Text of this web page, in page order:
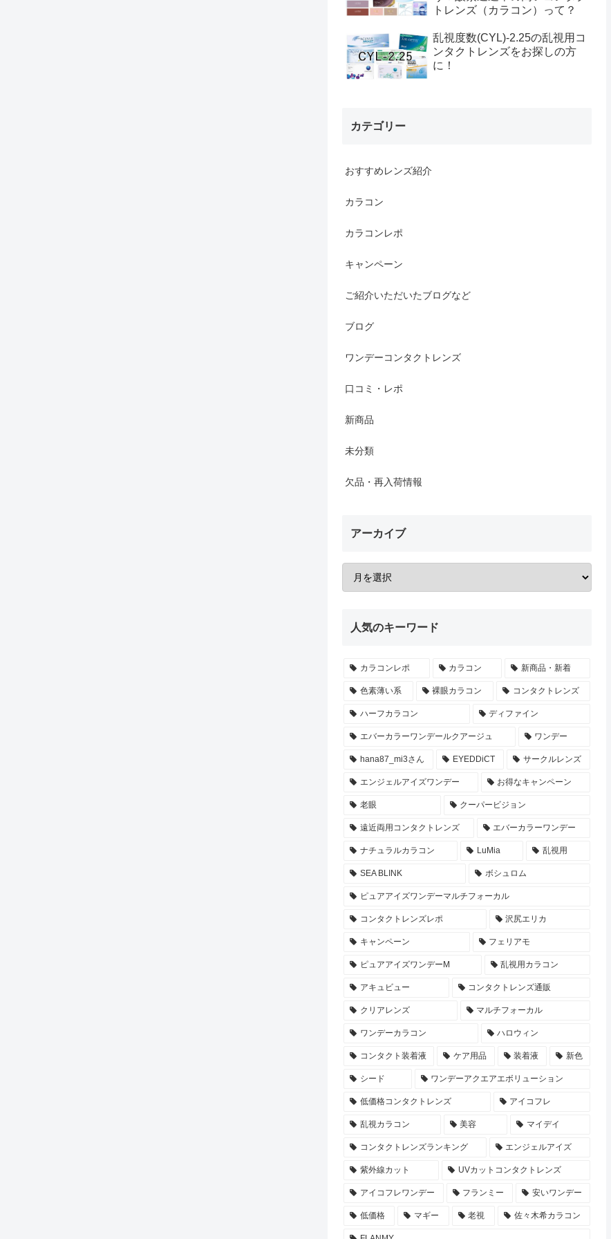
トレンズ（カラコン）って？
乱視度数(CYL)-2.25の乱視用コ
ンタクトレンズをお探しの方
に！
カテゴリー
おすすめレンズ紹介
カラコン
カラコンレポ
キャンペーン
ご紹介いただいたブログなど
ブログ
ワンデーコンタクトレンズ
口コミ・レポ
新商品
未分類
欠品・再入荷情報
アーカイブ
人気のキーワード
カラコンレポ カラコン 新商品・新着
色素薄い系 裸眼カラコン コンタクトレンズ
ハーフカラコン ディファイン
エバーカラーワンデールクアージュ ワンデー
hana87_mi3さん EYEDDiCT サークルレンズ
エンジェルアイズワンデー お得なキャンペーン
老眼 クーパービジョン
遠近両用コンタクトレンズ エバーカラーワンデー
ナチュラルカラコン LuMia 乱視用
SEA BLINK ボシュロム
ピュアアイズワンデーマルチフォーカル
コンタクトレンズレポ 沢尻エリカ
キャンペーン フェリアモ
ピュアアイズワンデーM 乱視用カラコン
アキュビュー コンタクトレンズ通販
クリアレンズ マルチフォーカル
ワンデーカラコン ハロウィン
コンタクト装着液 ケア用品 装着液 新色
シード ワンデーアクエアエボリューション
低価格コンタクトレンズ アイコフレ
乱視カラコン 美容 マイデイ
コンタクトレンズランキング エンジェルアイズ
紫外線カット UVカットコンタクトレンズ
アイコフレワンデー フランミー 安いワンデー
低価格 マギー 老視 佐々木希カラコン